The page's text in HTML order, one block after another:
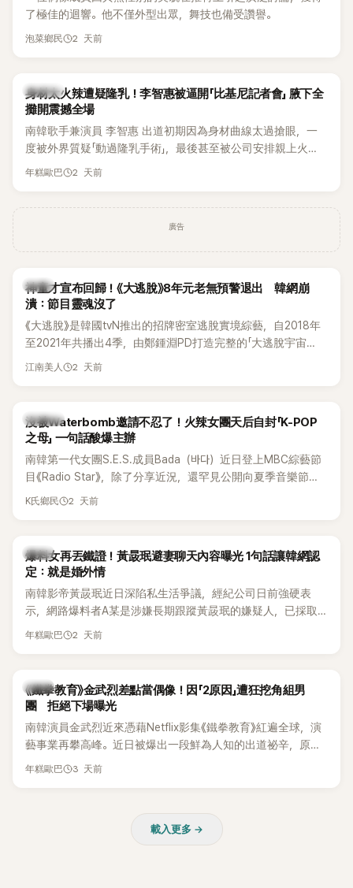
了極佳的迴響。他不僅外型出眾，舞技也備受讚譽。
泡菜鄉民 2 天前
K-POP
身材太火辣遭疑隆乳！李智惠被逼開「比基尼記者會」 腋下全
攤開震撼全場
南韓歌手兼演員 李智惠 出道初期因為身材曲線太過搶眼，一
度被外界質疑「動過隆乳手術」，最後甚至被公司安排親上火
線，召開前所未見的「泳裝記者會」澄清。這場記者會後來還被
鎮》，邀請同時兼顧工作與育兒的演藝圈代表「媽媽群」——李智
惠、李賢怡、李恩亨，以第13位「My Star」身分登場，分享最真
邊搭車邊聊天，氣氛輕鬆。聊到最近的新聞，李瑞鎮突然直球
發問：「妳不是上新聞了？說妳去做整形？是人中縮短手術嗎？」
一貫犀利又不留情的問法，讓現場瞬間笑成一片。對此，李智
惠也毫不閃躲，淡定接招，兩人鬥嘴默契十足。 話題接著一路
開過記者會？」直接點名她當年的風波。李智惠聽了忍不住笑
當年情況，李智惠終於鬆口坦言，當時確實被質疑動過隆胸手
術。她回憶：「拍了比基尼照片之後，就開始被說是不是去隆乳
了。」為了澄清誤會，她只好親自站出來說清楚。 李智惠進一步
解釋，當時隆胸手術幾乎只有「腋下切開」一種方式，「所以我就
想，既然一直說我有做，那我乾脆把腋下給大家看，證明我根
召開了一場泳裝記者招待會。當時她穿著比基尼站在一排攝影
機前，面對媒體擺出各種姿勢，畫面至今仍被網友津津樂道。
這段為平息爭議、直接公開腋下畫面自證清白的往事再度被提
起，節目現場立刻充滿驚呼聲與笑聲，也再次讓人見識到她面
對流言時「豁出去」的直率性格。其實她過去也曾在 SBS 節目
《脫掉鞋子恢單4Men》 中，親自公開那張當年引發話題的「腋下
員身分出道，該團在 2000 年代初期紅極一時，由李智惠、徐
智英兩位女成員，以及張錫炫、Chris Kim 兩位男成員組成。不
過後來爆出長達四年的團內霸凌風波，甚至傳出徐智英母親對
李智惠言語辱罵、動手等爭議，最終團體於 2002 年解散。 團
體解散後，李智惠轉型 solo，靠著綜藝與歌唱實力持續活躍演
藝圈。據悉，她當年能加入 S#arp，也與 李尚敏 的賞識有關。
感情方面，李智惠於 2017 年與圈外男友結婚，婚後育有兩個
目，她經營的 YouTube 頻道也即將突破百萬訂閱，近年內容深
年糕歐巴 2 天前
廣告
韓星
神童才宣布回歸！《大逃脫》8年元老無預警退出 韓網崩
潰：節目靈魂沒了
《大逃脫》是韓國tvN推出的招牌密室逃脫實境綜藝，自2018年
至2021年共播出4季，由鄭鍾淵PD打造完整的「大逃脫宇宙
（DTCU）」，憑藉燒腦劇情、電影級場景與龐大世界觀，累積
江南美人 2 天前
K-POP
沒被Waterbomb邀請不忍了！火辣女團天后自封「K-POP
之母」 一句話酸爆主辦
南韓第一代女團S.E.S.成員Bada（바다）近日登上MBC綜藝節
目《Radio Star》，除了分享近況，還罕見公開向夏季音樂節
Waterbomb喊話，笑稱自己至今從未受邀演出，更幽默表示：
K氏鄉民 2 天前
韓星
爆料女再丟鐵證！黃晸珉避妻聊天內容曝光 1句話讓韓網認
定：就是婚外情
南韓影帝黃晸珉近日深陷私生活爭議，經紀公司日前強硬表
示，網路爆料者A某是涉嫌長期跟蹤黃晸珉的嫌疑人，已採取
法律行動。不過，A某並未因此停止發聲，5日再度透過社群平
年糕歐巴 2 天前
韓星
《鐵拳教育》金武烈差點當偶像！因「2原因」遭狂挖角組男
團 拒絕下場曝光
南韓演員金武烈近來憑藉Netflix影集《鐵拳教育》紅遍全球，演
藝事業再攀高峰。近日被爆出一段鮮為人知的出道祕辛，原來
他當年差點不是以演員身分出道，而是成為男團偶像的一員。
年糕歐巴 3 天前
載入更多 →